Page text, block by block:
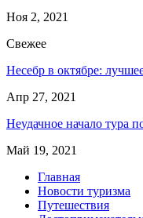
Ноя 2, 2021
Свежее
Несебр в октябре:
Апр 27, 2021
Неудачное начало тура
Май 19, 2021
Главная
Новости туризма
Путешествия